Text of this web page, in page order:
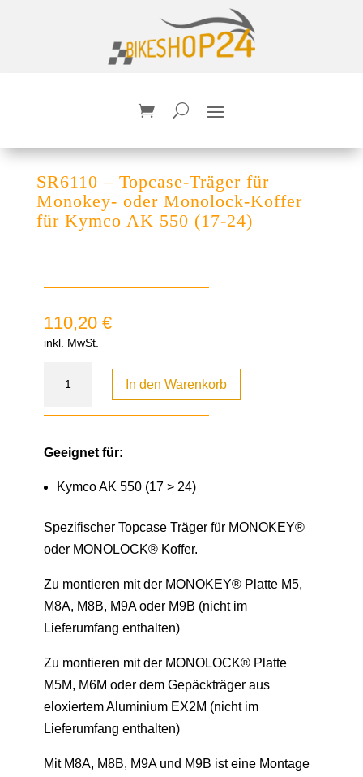
SR6110 – Topcase-Träger für
Monokey- oder Monolock-Koffer
für Kymco AK 550 (17-24)
110,20 €
inkl. MwSt.
In den Warenkorb
Geeignet für:
Kymco AK 550 (17 > 24)
Spezifischer Topcase Träger für MONOKEY®
oder MONOLOCK® Koffer.
Zu montieren mit der MONOKEY® Platte M5,
M8A, M8B, M9A oder M9B (nicht im
Lieferumfang enthalten)
Zu montieren mit der MONOLOCK® Platte
M5M, M6M oder dem Gepäckträger aus
eloxiertem Aluminium EX2M (nicht im
Lieferumfang enthalten)
Mit M8A, M8B, M9A und M9B ist eine Montage